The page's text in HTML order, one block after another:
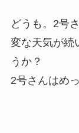
どうも。2号
変な天気が続
うか？
2号さんはめ